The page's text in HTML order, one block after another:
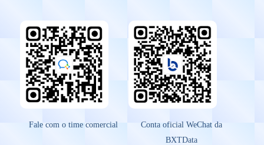
Fale com o time comercial
Conta oficial WeChat da
BXTData